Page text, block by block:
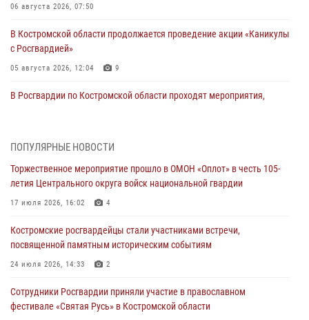
06 августа 2026, 07:50
В Костромской области продолжается проведение акции «Каникулы
с Росгвардией»
05 августа 2026, 12:04 9
В Росгвардии по Костромской области проходят мероприятия,
04 августа 2026, 11:35
Состоялась рабочая встреча директора Росгвардии Героя России
генерала армии Виктора Золотова с заместителем полномочного
представителя Президента Российской Федерации в Северо-
31 июля 2026, 07:08 4
Росгвардейцы знакомят костромичей со службой в ведомстве
Костромские дошкольники стали участниками уроков
ПОПУЛЯРНЫЕ НОВОСТИ
Торжественное мероприятие прошло в ОМОН «Оплот» в честь 105-
летия Центрального округа войск национальной гвардии
17 июля 2026, 16:02 4
Костромские росгвардейцы стали участниками встречи,
посвященной памятным историческим событиям
24 июля 2026, 14:33 2
Сотрудники Росгвардии приняли участие в православном
фестивале «Святая Русь» в Костромской области